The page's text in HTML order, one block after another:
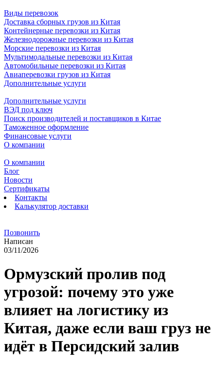
Виды перевозок
Доставка сборных грузов из Китая
Контейнерные перевозки из Китая
Железнодорожные перевозки из Китая
Морские перевозки из Китая
Мультимодальные перевозки из Китая
Автомобильные перевозки из Китая
Авиаперевозки грузов из Китая
Дополнительные услуги
Дополнительные услуги
ВЭД под ключ
Поиск производителей и поставщиков в Китае
Таможенное оформление
Финансовые услуги
О компании
О компании
Блог
Новости
Сертификаты
Контакты
Калькулятор доставки
Позвонить
Написан
03/11/2026
Ормузский пролив под
угрозой: почему это уже
влияет на логистику из
Китая, даже если ваш груз не
идёт в Персидский залив